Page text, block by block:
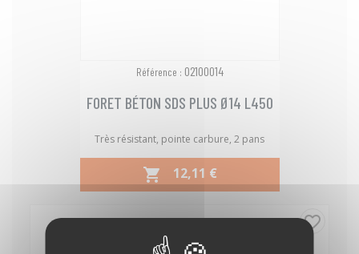
Référence : 02100014
FORET BÉTON SDS PLUS Ø14 L450
Très résistant, pointe carbure, 2 pans
 PRIX
12,11 €
favorite_border